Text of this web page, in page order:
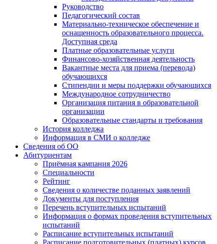
Руководство
Педагогический состав
Материально-техническое обеспечение и
оснащенность образовательного процесса.
Доступная среда
Платные образовательные услуги
Финансово-хозяйственная деятельность
Вакантные места для приема (перевода)
обучающихся
Стипендии и меры поддержки обучающихся
Международное сотрудничество
Организация питания в образовательной
организации
Образовательные стандарты и требования
История колледжа
Информация в СМИ о колледже
Сведения об ОО
Абитуриентам
Приёмная кампания 2026
Специальности
Рейтинг
Сведения о количестве поданных заявлений
Документы для поступления
Перечень вступительных испытаний
Информация о формах проведения вступительных
испытаний
Расписание вступительных испытаний
Расписание подготовительных (платных) курсов